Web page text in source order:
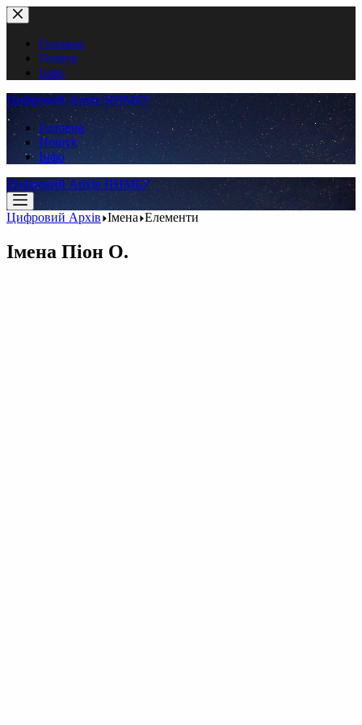
Перейти
до
вмістуГоловна
Пошук
Інфо
Цифровий Архів ННМБУ
Головна
Пошук
Інфо
Цифровий Архів ННМБУ
Цифровий Архів Імена Елементи
Імена Піон О.